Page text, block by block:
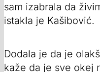
sam izabrala da
istakla je Kašibović.
Dodala je da je
kaže da je sve okej